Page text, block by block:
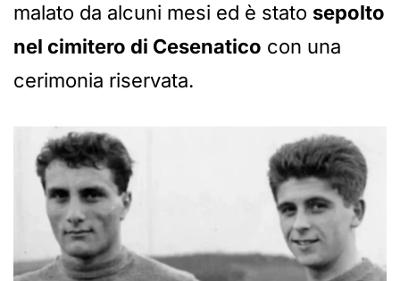
malato da alcuni mesi ed è stato sepolto
nel cimitero di Cesenatico con una
cerimonia riservata.